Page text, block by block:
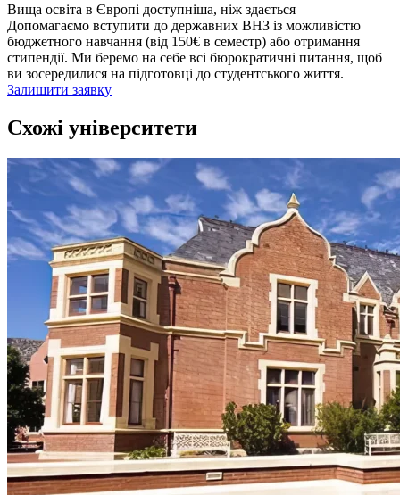
Вища освіта в Європі доступніша, ніж здається
Допомагаємо вступити до державних ВНЗ із можливістю
бюджетного навчання (від 150€ в семестр) або отримання
стипендії. Ми беремо на себе всі бюрократичні питання, щоб
ви зосередилися на підготовці до студентського життя.
Залишити заявку
Схожі університети